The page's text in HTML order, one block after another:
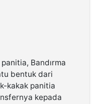
Bandırma
bentuk dari
kakak panitia
kepada